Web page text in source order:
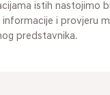
istih nastojimo
informacije i provjeru
predstavnika.